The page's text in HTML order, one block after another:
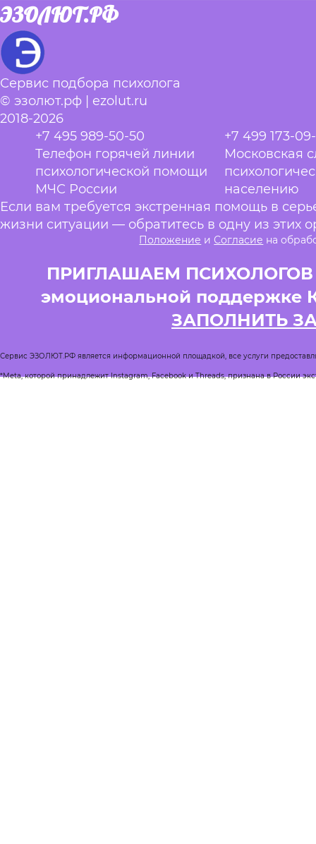
ЭЗОЛЮТ.РФ
Сервис подбора психолога
© эзолют.рф | ezolut.ru
2018-2026
+7 495 989-50-50
Телефон горячей линии
психологической помощи
МЧС России
+7 499 173-
Московская
населению
Если вам требуется экстренная помощь в
жизни ситуации — обратитесь в одну из этих
Положение и Согласие на
ПРИГЛАШАЕМ ПСИХОЛОГОВ
эмоциональной поддержке
ЗАПОЛНИТЬ
Сервис ЭЗОЛЮТ.РФ является информационной площадкой, все услуги
*Meta, которой принадлежит Instagram, Facebook и Threads, признана в России